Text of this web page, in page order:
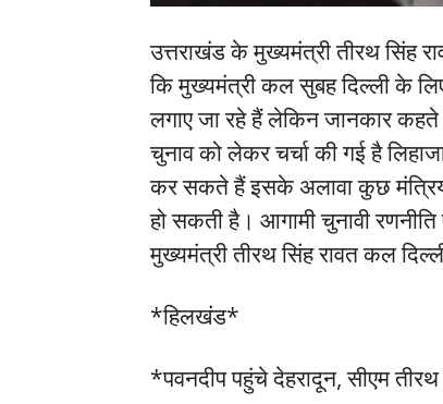
उत्तराखंड के मुख्यमंत्री तीरथ सिंह
कि मुख्यमंत्री कल सुबह दिल्ली के
लगाए जा रहे हैं लेकिन जानकार
चुनाव को लेकर चर्चा की गई है
कर सकते हैं इसके अलावा कुछ
हो सकती है। आगामी चुनावी
मुख्यमंत्री तीरथ सिंह रावत कल
*हिलखंड*
*पवनदीप पहुंचे देहरादून, सीएम